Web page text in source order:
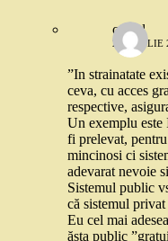
catgal
29 APRILIE
”In strainatate
ceva, cu acces
respective,
Un exemplu este
fi prelevat,
mincinosi ci
adevarat nevoie
Sistemul public
că sistemul
Eu cel mai
ăsta public